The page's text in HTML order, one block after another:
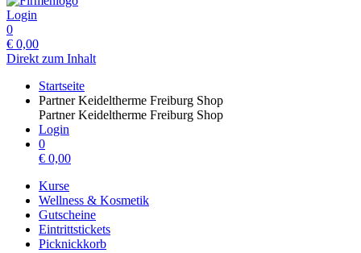
Login
0
€ 0,00
Direkt zum Inhalt
Startseite
Partner Keideltherme Freiburg Shop
Partner Keideltherme Freiburg Shop
Login
0
€ 0,00
Kurse
Wellness & Kosmetik
Gutscheine
Eintrittstickets
Picknickkorb